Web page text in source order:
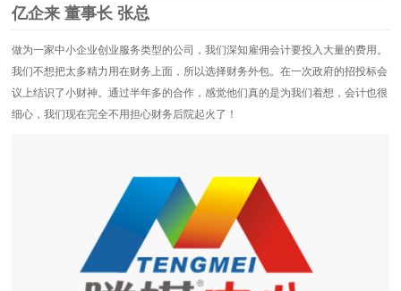
亿企来 董事长 张总
做为一家中小企业创业服务类型的公司，我们深知雇佣会计要投入大量的费用。
我们不想把太多精力用在财务上面，所以选择财务外包。在一次政府的招投标会
议上结识了小财神。通过半年多的合作，感觉他们真的是为我们着想，会计也很
细心，我们现在完全不用担心财务后院起火了！